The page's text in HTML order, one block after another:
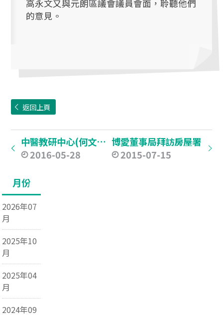
高永文又與元朗區議會議員會面，聆聽他們
的意見。
返回上頁
中醫教研中心(何文田)舉行開幕典禮
2016-05-28
博愛董事局拜訪房屋署
2015-07-15
月份
2026年07
月
2025年10
月
2025年04
月
2024年09